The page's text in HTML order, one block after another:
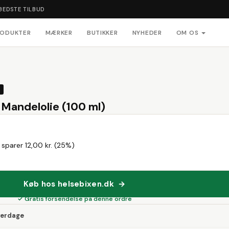
TILBUD
MÆRKER BUTIKKER NYHEDER OM OS
(100 ml)
sparer 12,00 kr. (25%)
Køb hos helsebixen.dk →
✓ Gratis forsendelse på denne ordre